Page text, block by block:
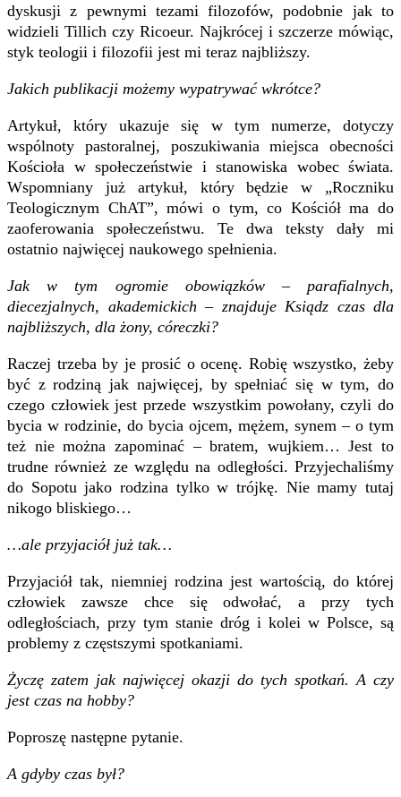
dyskusji z pewnymi tezami filozofów, podobnie jak to
widzieli Tillich czy Ricoeur. Najkrócej i szczerze mówiąc,
styk teologii i filozofii jest mi teraz najbliższy.
Jakich publikacji możemy wypatrywać wkrótce?
Artykuł, który ukazuje się w tym numerze, dotyczy
wspólnoty pastoralnej, poszukiwania miejsca obecności
Kościoła w społeczeństwie i stanowiska wobec świata.
Wspomniany już artykuł, który będzie w „Roczniku
Teologicznym ChAT”, mówi o tym, co Kościół ma do
zaoferowania społeczeństwu. Te dwa teksty dały mi
ostatnio najwięcej naukowego spełnienia.
Jak w tym ogromie obowiązków – parafialnych,
diecezjalnych, akademickich – znajduje Ksiądz czas dla
najbliższych, dla żony, córeczki?
Raczej trzeba by je prosić o ocenę. Robię wszystko, żeby
być z rodziną jak najwięcej, by spełniać się w tym, do
czego człowiek jest przede wszystkim powołany, czyli do
bycia w rodzinie, do bycia ojcem, mężem, synem – o tym
też nie można zapominać – bratem, wujkiem… Jest to
trudne również ze względu na odległości. Przyjechaliśmy
do Sopotu jako rodzina tylko w trójkę. Nie mamy tutaj
nikogo bliskiego…
…ale przyjaciół już tak…
Przyjaciół tak, niemniej rodzina jest wartością, do której
człowiek zawsze chce się odwołać, a przy tych
odległościach, przy tym stanie dróg i kolei w Polsce, są
problemy z częstszymi spotkaniami.
Życzę zatem jak najwięcej okazji do tych spotkań. A czy
jest czas na hobby?
Poproszę następne pytanie.
A gdyby czas był?